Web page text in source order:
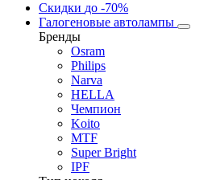
Скидки до -70%
Галогеновые автолампы
Бренды
Osram
Philips
Narva
HELLA
Чемпион
Koito
MTF
Super Bright
IPF